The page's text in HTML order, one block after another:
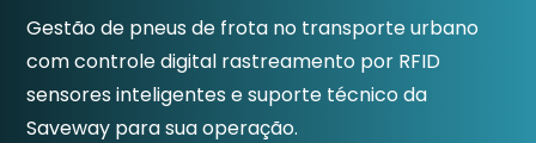
Gestão de pneus de frota no transporte urbano
com controle digital rastreamento por RFID
sensores inteligentes e suporte técnico da
Saveway para sua operação.